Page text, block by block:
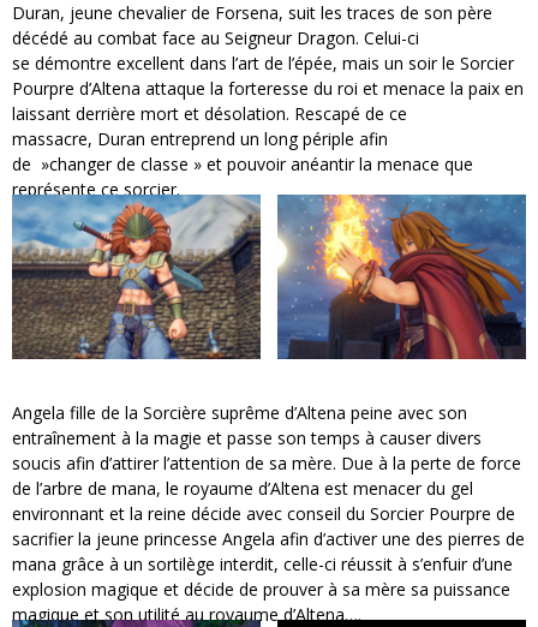
Duran, jeune chevalier de Forsena, suit les traces de son père
décédé au combat face au Seigneur Dragon. Celui-ci
se démontre excellent dans l’art de l’épée, mais un soir le Sorcier
Pourpre d’Altena attaque la forteresse du roi et menace la paix en
laissant derrière mort et désolation. Rescapé de ce
massacre, Duran entreprend un long périple afin
de »changer de classe » et pouvoir anéantir la menace que
représente ce sorcier.
Angela fille de la Sorcière suprême d’Altena peine avec son
entraînement à la magie et passe son temps à causer divers
soucis afin d’attirer l’attention de sa mère. Due à la perte de force
de l’arbre de mana, le royaume d’Altena est menacer du gel
environnant et la reine décide avec conseil du Sorcier Pourpre de
sacrifier la jeune princesse Angela afin d’activer une des pierres de
mana grâce à un sortilège interdit, celle-ci réussit à s’enfuir d’une
explosion magique et décide de prouver à sa mère sa puissance
magique et son utilité au royaume d’Altena….